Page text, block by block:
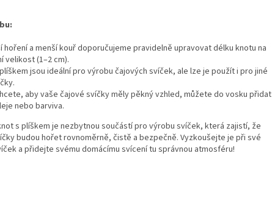
hoření a menší kouř doporučujeme pravidelně upravovat délku knotu na
velikost (1–2 cm).
jsou ideální pro výrobu čajových svíček, ale lze je použít i pro jiné
aby vaše čajové svíčky měly pěkný vzhled, můžete do vosku přidat
nebo barviva.
s plíškem je nezbytnou součástí pro výrobu svíček, která zajistí, že
budou hořet rovnoměrně, čistě a bezpečně. Vyzkoušejte je při své
a přidejte svému domácímu svícení tu správnou atmosféru!